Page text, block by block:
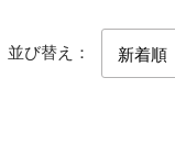
並び替え：